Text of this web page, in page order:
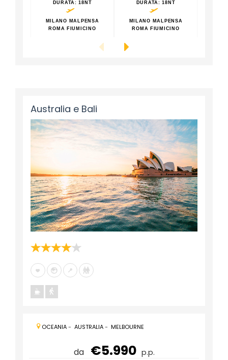
DURATA: 18NT
MILANO MALPENSA
ROMA FIUMICINO
DURATA: 18NT
MILANO MALPENSA
ROMA FIUMICINO
Australia e Bali
OCEANIA- AUSTRALIA- MELBOURNE
da €5.990 p.p.